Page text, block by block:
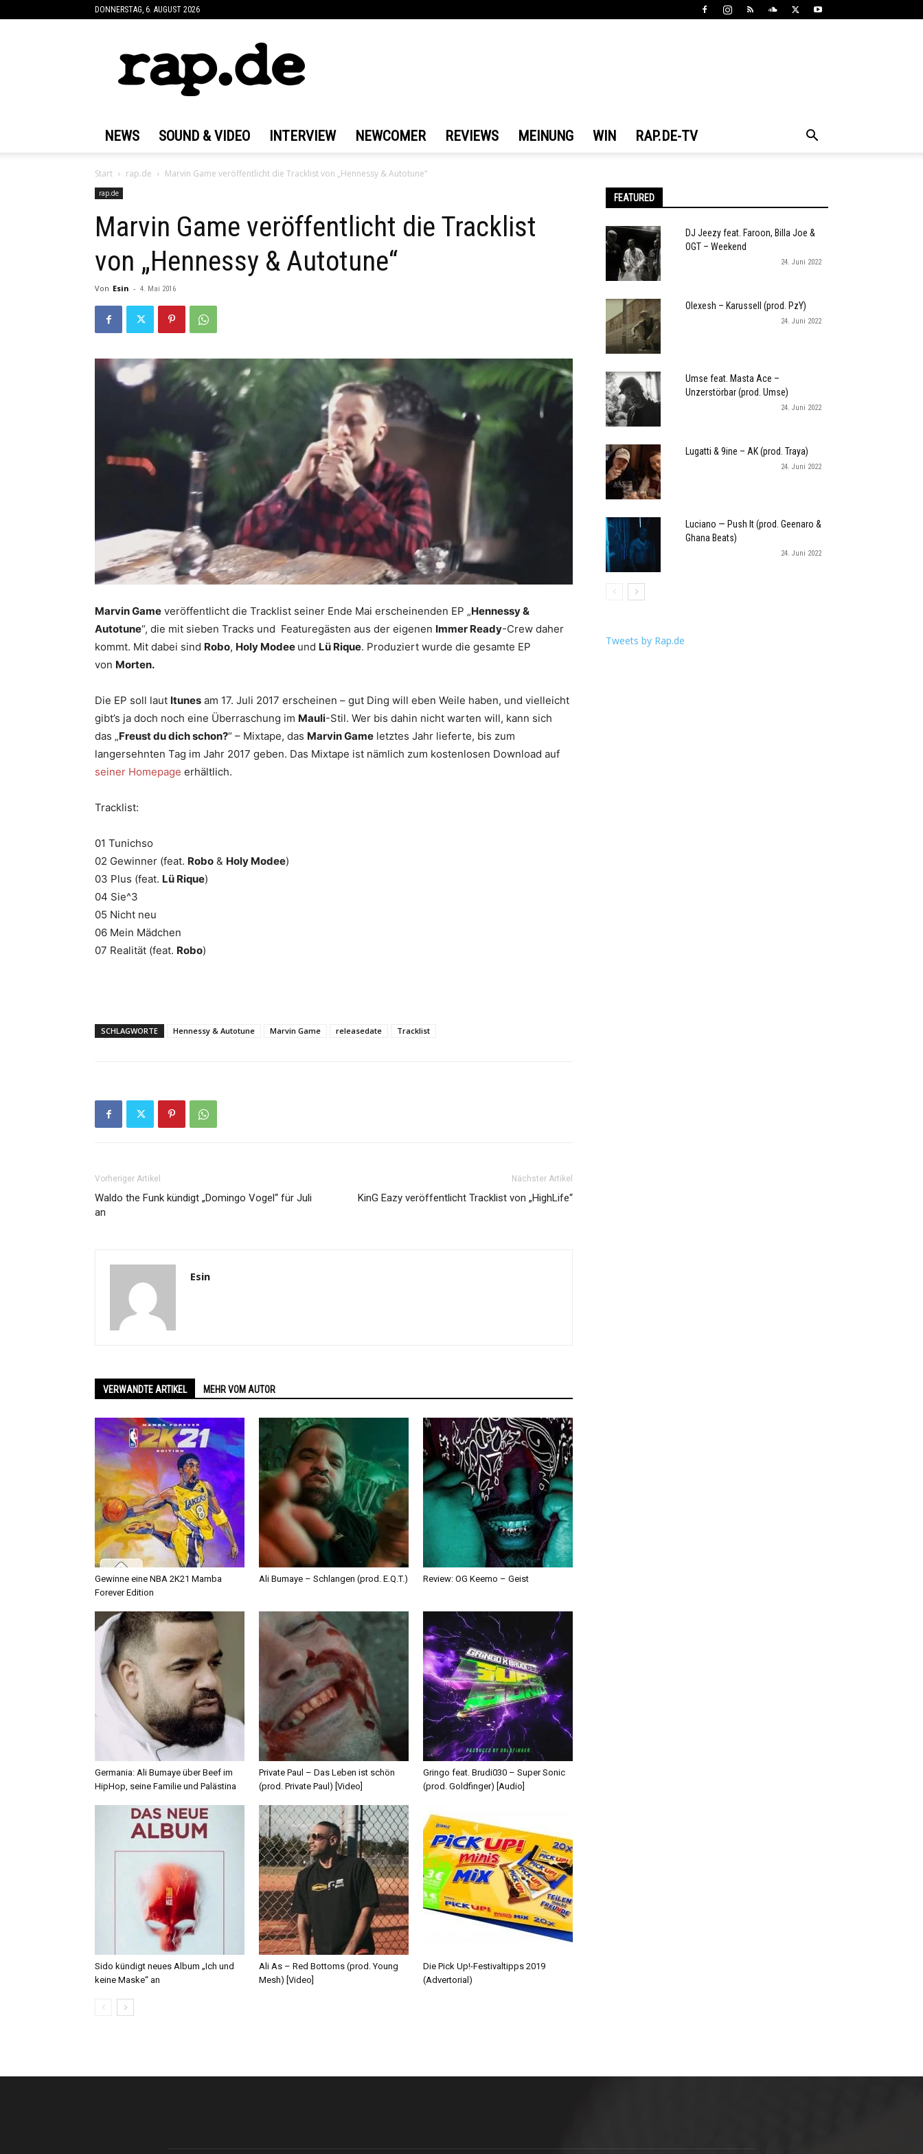
DONNERSTAG, 6. AUGUST 2026
NEWS SOUND & VIDEO INTERVIEW NEWCOMER REVIEWS MEINUNG WIN RAP.DE-TV
Start rap.de Marvin Game veröffentlicht die Tracklist von „Hennessy & Autotune“
rap.de
Marvin Game veröffentlicht die Tracklist
von „Hennessy & Autotune“
Von Esin - 4. Mai 2016
Marvin Game veröffentlicht die Tracklist seiner Ende Mai erscheinenden EP „Hennessy &
Autotune“, die mit sieben Tracks und Featuregästen aus der eigenen Immer Ready-Crew daher
kommt. Mit dabei sind Robo, Holy Modee und Lü Rique. Produziert wurde die gesamte EP
von Morten.
Die EP soll laut Itunes am 17. Juli 2017 erscheinen – gut Ding will eben Weile haben, und vielleicht
gibt’s ja doch noch eine Überraschung im Mauli-Stil. Wer bis dahin nicht warten will, kann sich
das „Freust du dich schon?“ – Mixtape, das Marvin Game letztes Jahr lieferte, bis zum
langersehnten Tag im Jahr 2017 geben. Das Mixtape ist nämlich zum kostenlosen Download auf
seiner Homepage erhältlich.
Tracklist:
01 Tunichso
02 Gewinner (feat. Robo & Holy Modee)
03 Plus (feat. Lü Rique)
04 Sie^3
05 Nicht neu
06 Mein Mädchen
07 Realität (feat. Robo)
SCHLAGWORTE Hennessy & Autotune Marvin Game releasedate Tracklist
Vorheriger Artikel
Waldo the Funk kündigt „Domingo Vogel“ für Juli
an
Nächster Artikel
KinG Eazy veröffentlicht Tracklist von „HighLife“
Esin
VERWANDTE ARTIKEL MEHR VOM AUTOR
Gewinne eine NBA 2K21 Mamba
Forever Edition
Ali Bumaye – Schlangen (prod. E.Q.T.) Review: OG Keemo – Geist
Germania: Ali Bumaye über Beef im
HipHop, seine Familie und Palästina
Private Paul – Das Leben ist schön
(prod. Private Paul) [Video]
Gringo feat. Brudi030 – Super Sonic
(prod. Goldfinger) [Audio]
Sido kündigt neues Album „Ich und
keine Maske“ an
Ali As – Red Bottoms (prod. Young
Mesh) [Video]
Die Pick Up!-Festivaltipps 2019
(Advertorial)
FEATURED
DJ Jeezy feat. Faroon, Billa Joe &
OGT – Weekend
24. Juni 2022
Olexesh – Karussell (prod. PzY)
24. Juni 2022
Umse feat. Masta Ace –
Unzerstörbar (prod. Umse)
24. Juni 2022
Lugatti & 9ine – AK (prod. Traya)
24. Juni 2022
Luciano — Push It (prod. Geenaro &
Ghana Beats)
24. Juni 2022
Tweets by Rap.de